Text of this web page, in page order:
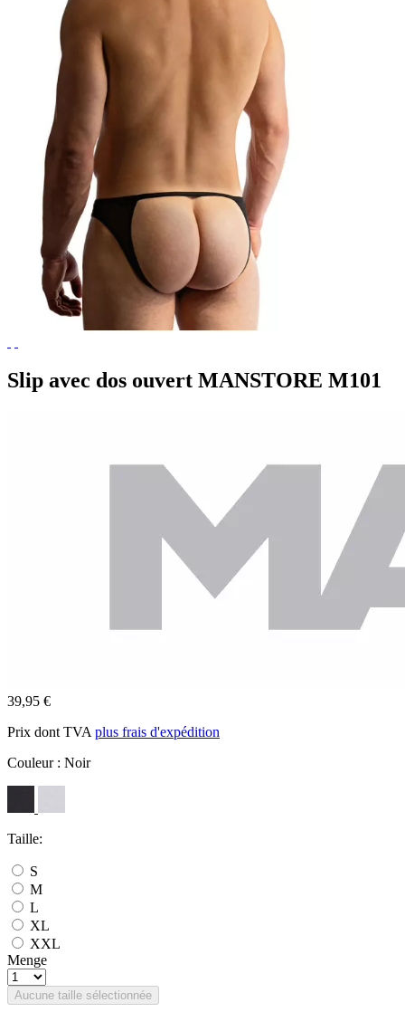
Slip avec dos ouvert MANSTORE M101
39,95 €
Prix dont TVA plus frais d'expédition
Couleur : Noir
Taille:
S
M
L
XL
XXL
Menge
Aucune taille sélectionnée